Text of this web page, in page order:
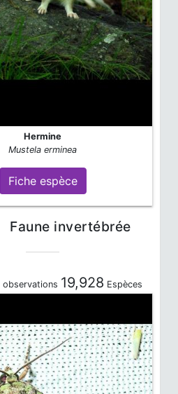
Hermine
Mustela erminea
Fiche espèce
Faune invertébrée
observations 19,928 Espèces